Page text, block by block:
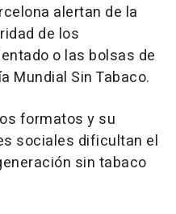
alertan de la
de los
o las bolsas de
Mundial Sin Tabaco.
formatos y su
sociales dificultan el
sin tabaco